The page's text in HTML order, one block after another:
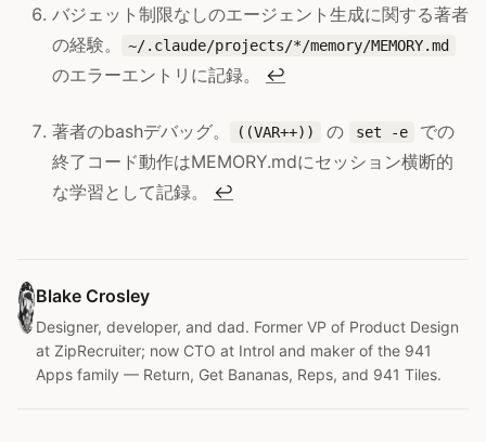
バジェット制限なしのエージェント生成に関する著者
の経験。
~/.claude/projects/*/memory/MEMORY.md
のエラーエントリに記録。 ↩
著者のbashデバッグ。 ((VAR++)) の set -e
での
終了コード動作はMEMORY.mdにセッション横断的
な学習として記録。 ↩
Blake Crosley
Designer, developer, and dad. Former VP of Product Design
at ZipRecruiter; now CTO at Introl and maker of the 941
Apps family — Return, Get Bananas, Reps, and 941 Tiles.